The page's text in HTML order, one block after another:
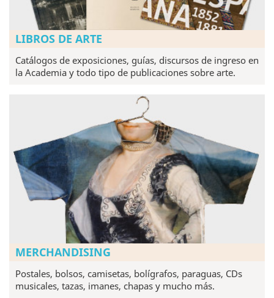
LIBROS DE ARTE
Catálogos de exposiciones, guías, discursos de ingreso en
la Academia y todo tipo de publicaciones sobre arte.
MERCHANDISING
Postales, bolsos, camisetas, bolígrafos, paraguas, CDs
musicales, tazas, imanes, chapas y mucho más.